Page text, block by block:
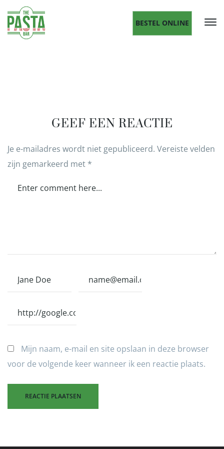
BESTEL ONLINE
GEEF EEN REACTIE
Je e-mailadres wordt niet gepubliceerd. Vereiste velden
zijn gemarkeerd met *
Mijn naam, e-mail en site opslaan in deze browser
voor de volgende keer wanneer ik een reactie plaats.